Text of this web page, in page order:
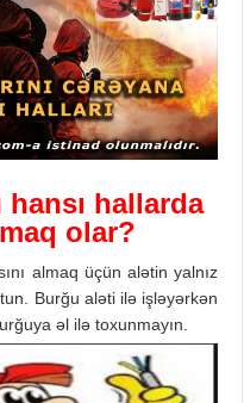
hansı hallarda
olar?
almaq üçün alətin yalnız
Burğu aləti ilə işləyərkən
əl ilə toxunmayın.